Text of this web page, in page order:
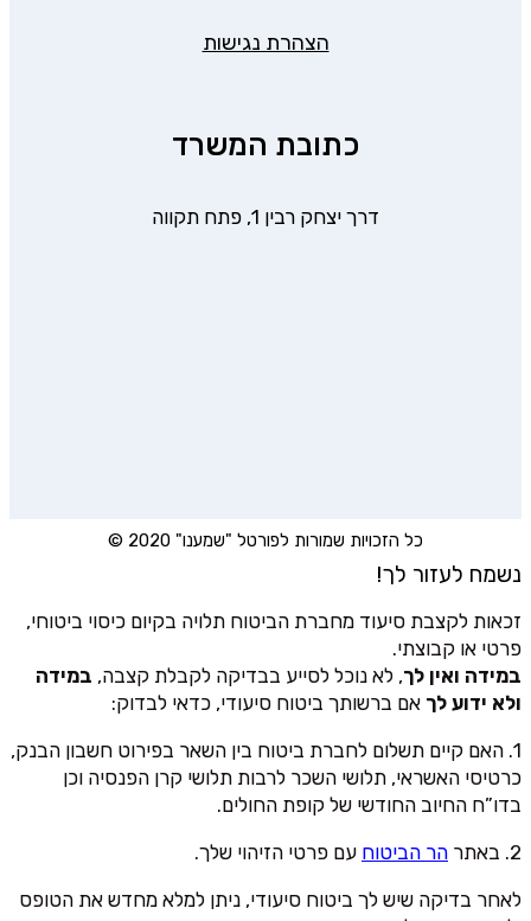
הצהרת נגישות
כתובת המשרד
דרך יצחק רבין 1, פתח תקווה
כל הזכויות שמורות לפורטל "שמענו" 2020 ©
נשמח לעזור לך!
זכאות לקצבת סיעוד מחברת הביטוח תלויה בקיום כיסוי ביטוחי,
פרטי או קבוצתי.
במידה ואין לך, לא נוכל לסייע בבדיקה לקבלת קצבה, במידה
ולא ידוע לך אם ברשותך ביטוח סיעודי, כדאי לבדוק:
1. האם קיים תשלום לחברת ביטוח בין השאר בפירוט חשבון הבנק,
כרטיסי האשראי, תלושי השכר לרבות תלושי קרן הפנסיה וכן
בדו”ח החיוב החודשי של קופת החולים.
2. באתר
הר הביטוח עם פרטי הזיהוי שלך.
לאחר בדיקה שיש לך ביטוח סיעודי, ניתן למלא מחדש את הטופס